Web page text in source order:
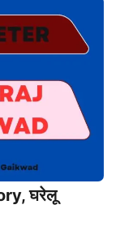
घरेलू